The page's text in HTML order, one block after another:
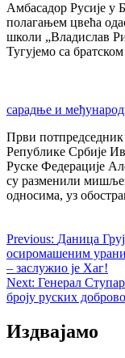
Амбасадор Русије у
полагањем цвећа
школи „Владислав
Тугујемо са
сарадње и
Први
Републике Србије
Руске Федерације
су разменили
односима, уз
Previous: Даница
осиромашеним
– заслужио је Хаг!
Next: Генерал
броју руских
Издвајамо